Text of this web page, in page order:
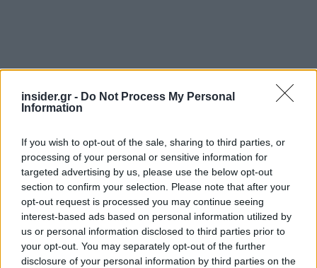
insider.gr - Do Not Process My Personal
Information
If you wish to opt-out of the sale, sharing to third parties, or
processing of your personal or sensitive information for
targeted advertising by us, please use the below opt-out
section to confirm your selection. Please note that after your
opt-out request is processed you may continue seeing
interest-based ads based on personal information utilized by
us or personal information disclosed to third parties prior to
your opt-out. You may separately opt-out of the further
disclosure of your personal information by third parties on the